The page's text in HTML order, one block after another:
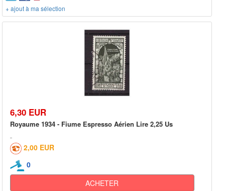
+ ajout à ma sélection
6,30 EUR
Royaume 1934 - Fiume Espresso Aérien Lire 2,25 Us
2,00 EUR
0
ACHETER